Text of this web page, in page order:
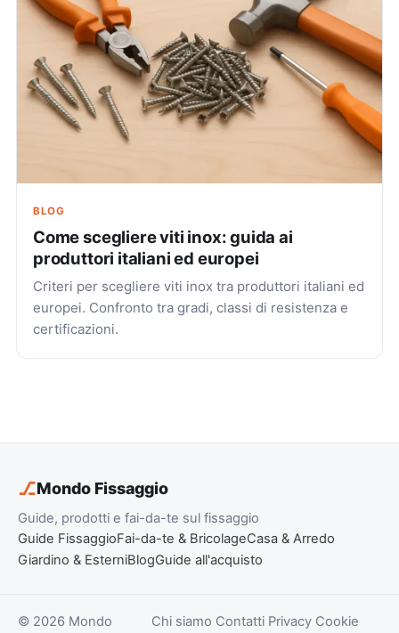
BLOG
Come scegliere viti inox: guida ai
produttori italiani ed europei
Criteri per scegliere viti inox tra produttori italiani ed
europei. Confronto tra gradi, classi di resistenza e
certificazioni.
⎇Mondo Fissaggio
Guide, prodotti e fai-da-te sul fissaggio
Guide FissaggioFai-da-te & BricolageCasa & Arredo
Giardino & EsterniBlogGuide all'acquisto
© 2026 Mondo Chi siamo Contatti Privacy Cookie